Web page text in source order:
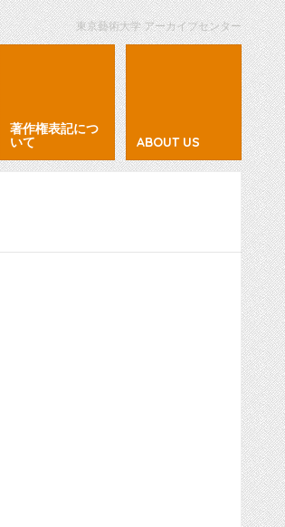
東京藝術大学 アーカイブセンター
著作権表記につ
いて
ABOUT US